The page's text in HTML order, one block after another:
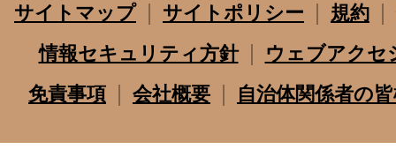
サイトマップ サイトポリシー
規約
情報セキュリティ方針
ウェブアクセ
免責事項
会社概要 自治体関係者の